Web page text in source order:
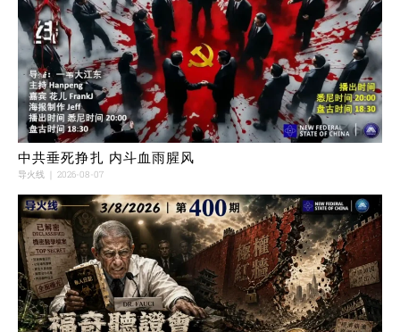
中共垂死挣扎 内斗血雨腥风
导火线 2026-08-07